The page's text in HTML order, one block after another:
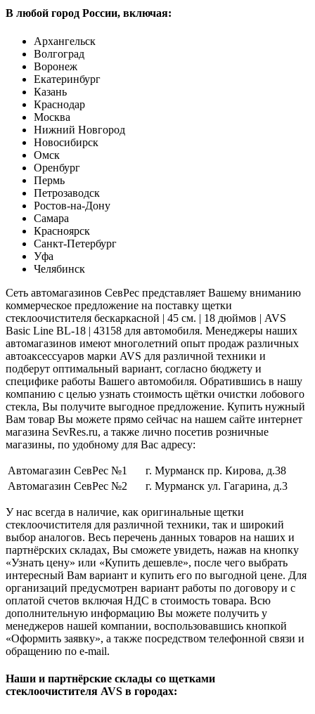
В любой город России, включая:
Архангельск
Волгоград
Воронеж
Екатеринбург
Казань
Краснодар
Москва
Нижний Новгород
Новосибирск
Омск
Оренбург
Пермь
Петрозаводск
Ростов-на-Дону
Самара
Красноярск
Санкт-Петербург
Уфа
Челябинск
Сеть автомагазинов СевРес представляет Вашему вниманию
коммерческое предложение на поставку щетки
стеклоочистителя бескаркасной | 45 см. | 18 дюймов | AVS
Basic Line BL-18 | 43158 для автомобиля. Менеджеры наших
автомагазинов имеют многолетний опыт продаж различных
автоаксессуаров марки AVS для различной техники и
подберут оптимальный вариант, согласно бюджету и
специфике работы Вашего автомобиля. Обратившись в нашу
компанию с целью узнать стоимость щётки очистки лобового
стекла, Вы получите выгодное предложение. Купить нужный
Вам товар Вы можете прямо сейчас на нашем сайте интернет
магазина SevRes.ru, а также лично посетив розничные
магазины, по удобному для Вас адресу:
Автомагазин СевРес №1
г. Мурманск пр. Кирова, д.38
Автомагазин СевРес №2
г. Мурманск ул. Гагарина, д.3
У нас всегда в наличие, как оригинальные щетки
стеклоочистителя для различной техники, так и широкий
выбор аналогов. Весь перечень данных товаров на наших и
партнёрских складах, Вы сможете увидеть, нажав на кнопку
«Узнать цену» или «Купить дешевле», после чего выбрать
интересный Вам вариант и купить его по выгодной цене. Для
организаций предусмотрен вариант работы по договору и с
оплатой счетов включая НДС в стоимость товара. Всю
дополнительную информацию Вы можете получить у
менеджеров нашей компании, воспользовавшись кнопкой
«Оформить заявку», а также посредством телефонной связи и
обращению по e-mail.
Наши и партнёрские склады со щетками
стеклоочистителя AVS в городах: